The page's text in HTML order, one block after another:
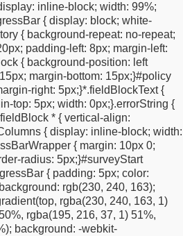
inline-block; width: 99%;
{ display: block; white-
{ background-repeat: no-repeat;
padding-left: 8px; margin-left:
{ background-position: left
margin-bottom: 15px;}#policy
right: 5px;}*.fieldBlockText {
top: 5px; width: 0px;}.errorString {
* { vertical-align:
{ display: inline-block; width:
{ margin: 10px 0;
radius: 5px;}#surveyStart
{ padding: 5px; color:
background: rgb(230, 240, 163);
rgba(230, 240, 163, 1)
rgba(195, 216, 37, 1) 51%,
background: -webkit-
#surveyStart
!important;max-width: 100%
margin-left: auto
!important;}.wrapper {display:
!important;}div#fieldBlockemail,
block !important;width: 100%
!important;margin-left: auto
!important;padding-left: 0
!important;}.ui-overlay-a
#fieldBlockemailinput input,
.ui-input-text input,.ui-input-
input,
div.fieldBlockInput >